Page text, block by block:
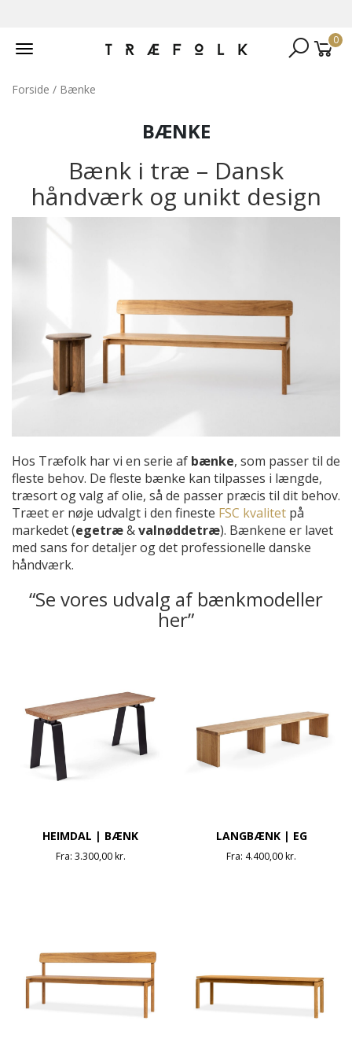
Toggle
0
Forside / Bænke
BÆNKE
Bænk i træ – Dansk
håndværk og unikt design
Hos Træfolk har vi en serie af bænke, som passer til de
fleste behov. De fleste bænke kan tilpasses i længde,
træsort og valg af olie, så de passer præcis til dit behov.
Træet er nøje udvalgt i den fineste FSC kvalitet på
markedet (egetræ&valnøddetræ). Bænkene er lavet
med sans for detaljer og det professionelle danske
håndværk.
“Se vores udvalg af bænkmodeller
her”
HEIMDAL | BÆNK
Fra: 3.300,00kr.
LANGBÆNK | EG
Fra: 4.400,00kr.